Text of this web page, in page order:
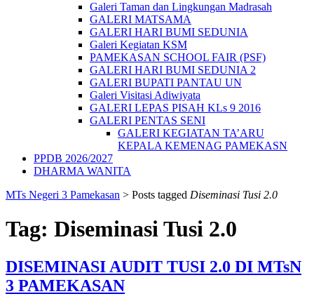
Galeri Taman dan Lingkungan Madrasah
GALERI MATSAMA
GALERI HARI BUMI SEDUNIA
Galeri Kegiatan KSM
PAMEKASAN SCHOOL FAIR (PSF)
GALERI HARI BUMI SEDUNIA 2
GALERI BUPATI PANTAU UN
Galeri Visitasi Adiwiyata
GALERI LEPAS PISAH KLs 9 2016
GALERI PENTAS SENI
GALERI KEGIATAN TA’ARU
KEPALA KEMENAG PAMEKASN
PPDB 2026/2027
DHARMA WANITA
MTs Negeri 3 Pamekasan > Posts tagged Diseminasi Tusi 2.0
Tag: Diseminasi Tusi 2.0
DISEMINASI AUDIT TUSI 2.0 DI MTsN
3 PAMEKASAN